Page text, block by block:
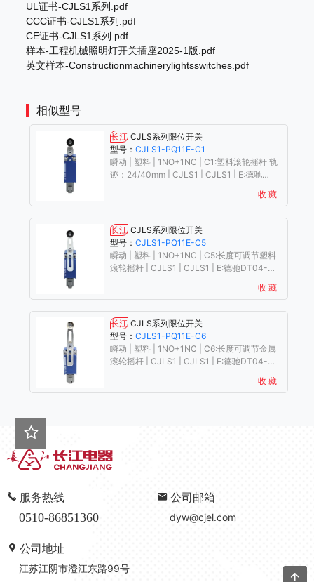
UL证书-CJLS1系列.pdf
CCC证书-CJLS1系列.pdf
CE证书-CJLS1系列.pdf
样本-工程机械照明灯开关插座2025-1版.pdf
英文样本-Constructionmachinerylightsswitches.pdf
相似型号
长江 CJLS系列限位开关
型号：CJLS1-PQ11E-C1
瞬动 | 塑料 | 1NO+1NC | C1:塑料滚轮摇杆 轨
迹：24/40mm | CJLS1 | CJLS1 | E:德驰
收 藏
长江 CJLS系列限位开关
型号：CJLS1-PQ11E-C5
瞬动 | 塑料 | 1NO+1NC | C5:长度可调节塑料
滚轮摇杆 | CJLS1 | CJLS1 | E:德驰DT04-4P
收 藏
长江 CJLS系列限位开关
型号：CJLS1-PQ11E-C6
瞬动 | 塑料 | 1NO+1NC | C6:长度可调节金属
滚轮摇杆 | CJLS1 | CJLS1 | E:德驰DT04-4P
收 藏
服务热线
0510-86851360
公司邮箱
dyw@cjel.com
公司地址
江苏江阴市澄江东路99号